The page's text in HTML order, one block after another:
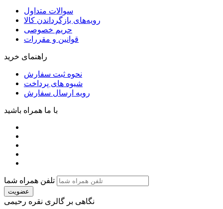
سوالات متداول
رویه‌های بازگرداندن کالا
حریم خصوصی
قوانین و مقررات
راهنمای خرید
نحوه ثبت سفارش
شیوه های پرداخت
رویه ارسال سفارش
با ما همراه باشید
تلفن همراه شما
عضویت
نگاهی بر گالری نقره رحیمی